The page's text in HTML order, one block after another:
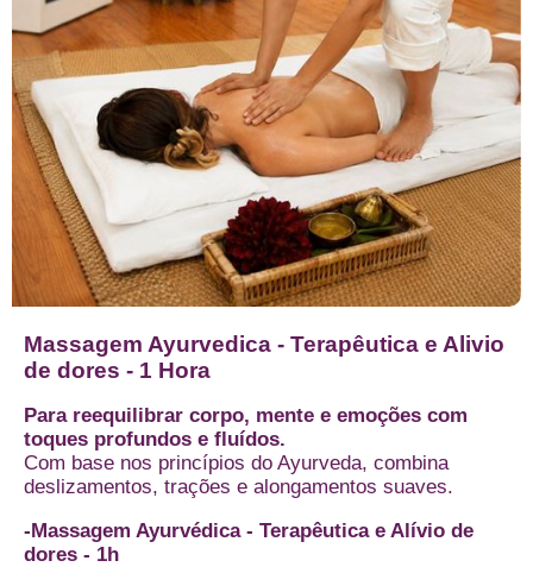
Massagem Ayurvedica - Terapêutica e Alivio
de dores - 1 Hora
Para reequilibrar corpo, mente e emoções com
toques profundos e fluídos.
Com base nos princípios do Ayurveda, combina
deslizamentos, trações e alongamentos suaves.
-Massagem Ayurvédica - Terapêutica e Alívio de
dores - 1h